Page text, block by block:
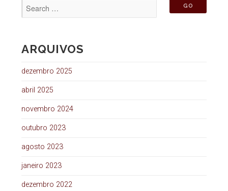
ARQUIVOS
dezembro 2025
abril 2025
novembro 2024
outubro 2023
agosto 2023
janeiro 2023
dezembro 2022